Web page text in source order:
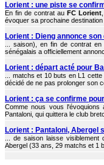
Lorient : une piste se
En fin de contrat au FC Lorient
évoquer sa prochaine
Lorient : Dieng annonce son
... saison), en fin de contrat
sénégalais a officiellement
Lorient : départ acté pour
... matchs et 10 buts en L1
décidé de ne pas prolonger son
Lorient : ça se confirme
Comme nous vous
Pantaloni, qui quittera le club
Lorient : Pantaloni, Abergel
... de saison laisse
Abergel (33 ans, 29 matchs et 1